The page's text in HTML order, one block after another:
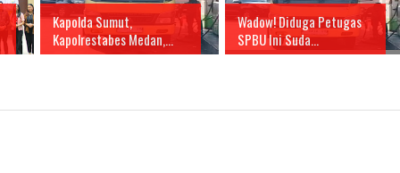
Kapolda Sumut,
Kapolrestabes Medan,...
Wadow! Diduga Petugas
SPBU Ini Suda...